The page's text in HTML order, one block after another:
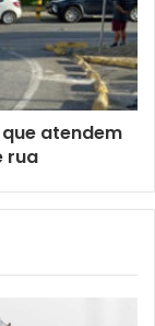
atendem
rua